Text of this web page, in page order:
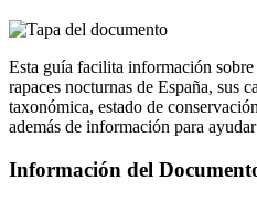
Esta guía facilita información sobre
rapaces nocturnas de España, sus
taxonómica, estado de
además de información para
Información del